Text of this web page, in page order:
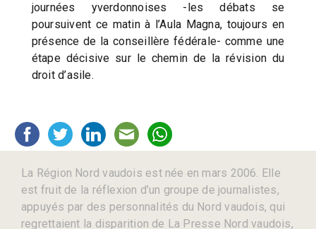
journées yverdonnoises -les débats se
poursuivent ce matin à l’Aula Magna, toujours en
présence de la conseillère fédérale- comme une
étape décisive sur le chemin de la révision du
droit d’asile.
La Région Nord vaudois est née en mars 2006. Elle
est fruit de la réflexion d’un groupe de journalistes,
appuyés par des personnalités du Nord vaudois, qui
regrettaient la disparition de La Presse Nord vaudois,